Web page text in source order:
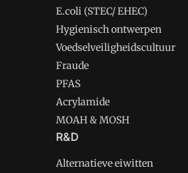
E.coli (STEC/ EHEC)
Hygienisch ontwerpen
Voedselveiligheidscultuur
Fraude
PFAS
Acrylamide
MOAH & MOSH
R&D
Alternatieve eiwitten